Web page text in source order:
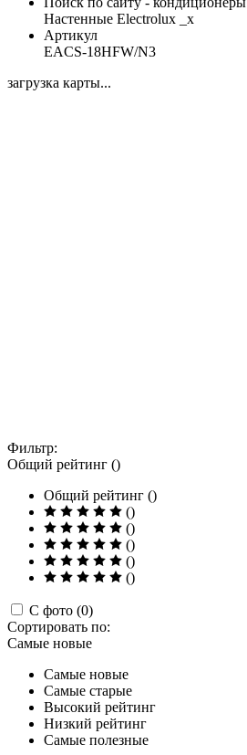
Настенные Electrolux _x
Артикул
EACS-18HFW/N3
загрузка карты...
Фильтр:
Общий рейтинг ()
Общий рейтинг ()
()
()
()
()
()
С фото (0)
Сортировать по:
Самые новые
Самые новые
Самые старые
Высокий рейтинг
Низкий рейтинг
Самые полезные